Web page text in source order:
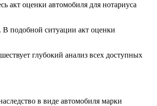
акт оценки автомобиля для нотариуса
В подобной ситуации акт оценки
глубокий анализ всех доступных
в виде автомобиля марки